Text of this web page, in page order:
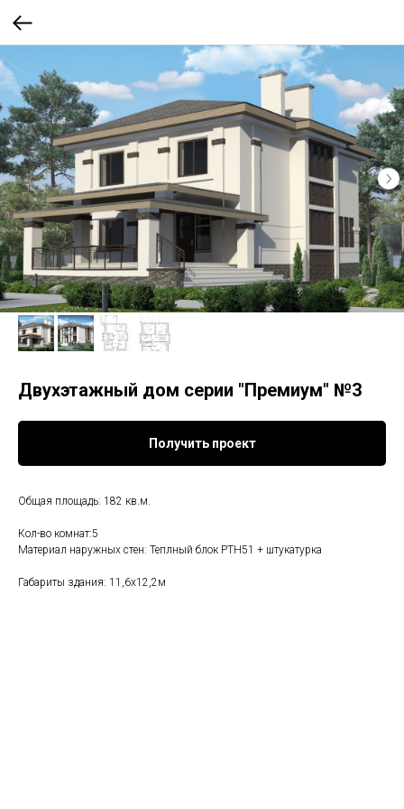
Двухэтажный дом серии "Премиум" №3
Получить проект
Общая площадь: 182 кв.м.
Кол-во комнат:5
Материал наружных стен: Теплный блок PTH51 + штукатурка
Габариты здания: 11,6х12,2м